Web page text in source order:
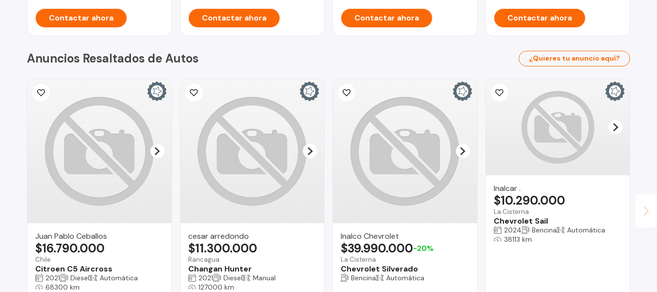
Contactar ahora Contactar ahora Contactar ahora Contactar ahora
Anuncios Resaltados de Autos ¿Quieres tu anuncio aquí?
Juan Pablo Ceballos
Chile
Citroen C5 Aircross
$16.790.000
2021 Diesel
Automática
68300 km
cesar arredondo
Rancagua
Changan Hunter
$11.300.000
2021 Diesel
Manual
127000 km
Inalco Chevrolet
La Cisterna
Chevrolet Silverado
$39.990.000-20%
Bencina Automática
Inalcar .
La Cisterna
Chevrolet Sail
$10.290.000
2024 Bencina
Automática
38113 km